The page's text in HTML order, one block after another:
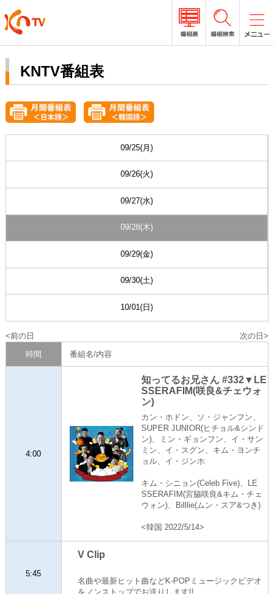
KNTV番組表
09/25(月)
09/26(火)
09/27(水)
09/28(木)
09/29(金)
09/30(土)
10/01(日)
前の日
次の日
時間
番組名/内容
4:00
知ってるお兄さん #332▼LE
SSERAFIM(咲良&チェウォ
ン)
カン・ホドン、ソ・ジャンフン、
SUPER JUNIOR(ヒチョル&シンド
ン)、ミン・ギョンフン、イ・サン
ミン、イ・スグン、キム・ヨンチ
ョル、イ・ジンホ
キム・シニョン(Celeb Five)、LE
SSERAFIM(宮脇咲良&キム・チェ
ウォン)、Billlie(ムン・スア&つき)
<韓国 2022/5/14>
5:45
V Clip
名曲や最新ヒット曲などK-POPミュージックビデオ
をノンストップでお送りします!!